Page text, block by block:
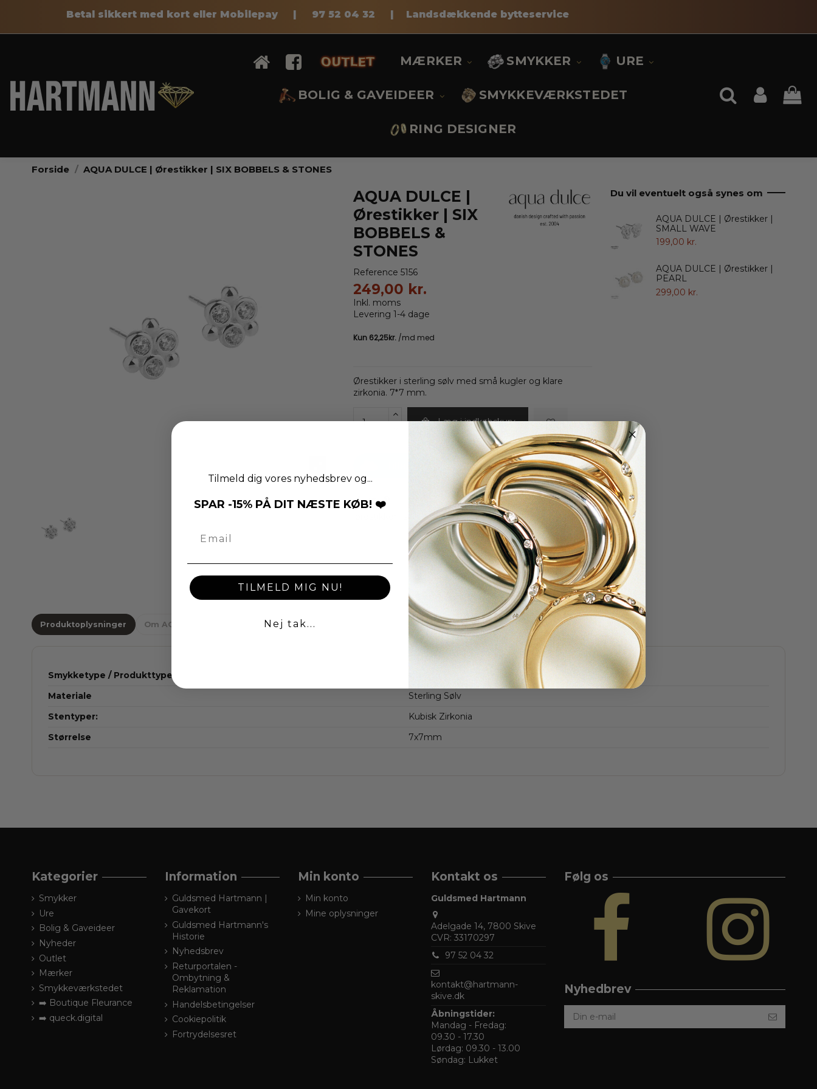
Betal sikkert med kort eller Mobilepay | 97 52 04 32 | Landsdækkende bytteservice
MÆRKER SMYKKER URE
BOLIG & GAVEIDEER SMYKKEVÆRKSTEDET
RING DESIGNER
Forside AQUA DULCE | Ørestikker | SIX BOBBELS & STONES
AQUA DULCE |
Ørestikker | SIX
BOBBELS &
STONES
Reference 5156
249,00 kr.
Inkl. moms
Levering 1-4 dage
Ørestikker i sterling sølv med små kugler og klare
zirkonia. 7*7 mm.
Læg i indkøbskurv
Tilføj til Ønskeskyen
aqua dulce
Du vil eventuelt også synes om
AQUA DULCE | Ørestikker |
SMALL WAVE
199,00 kr.
AQUA DULCE | Ørestikker |
PEARL
299,00 kr.
Produktoplysninger Om AQUA DULCE
Smykketype / Produkttype
Materiale
Sterling Sølv
Stentyper:
Kubisk Zirkonia
Størrelse
7x7mm
Kategorier
Smykker
Ure
Bolig & Gaveideer
Nyheder
Outlet
Mærker
Smykkeværkstedet
➡️ Boutique Fleurance
➡️ queck.digital
Information
Guldsmed Hartmann |
Gavekort
Guldsmed Hartmann's
Historie
Nyhedsbrev
Returportalen -
Ombytning &
Reklamation
Handelsbetingelser
Cookiepolitik
Fortrydelsesret
Min konto
Min konto
Mine oplysninger
Kontakt os
Guldsmed Hartmann
Adelgade 14, 7800 Skive
CVR: 33170297
97 52 04 32
kontakt@hartmann-
skive.dk
Åbningstider:
Mandag - Fredag:
09.30 - 17.30
Lørdag: 09.30 - 13.00
Søndag: Lukket
Følg os
Nyhedbrev
Tilmeld dig vores nyhedsbrev og...
SPAR -15% PÅ DIT NÆSTE KØB! ❤️
TILMELD MIG NU!
Nej tak...